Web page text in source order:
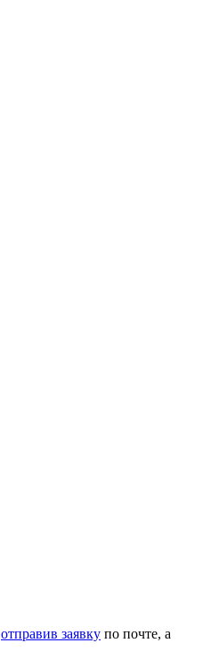
отправив заявку по почте, а